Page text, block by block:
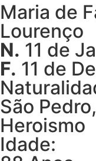
Maria de
Lourenço
N. 11 de
F. 11 de
São
Heroismo
Idade: